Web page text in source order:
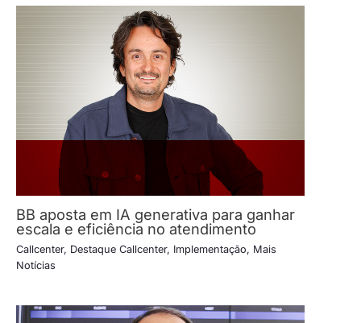
BB aposta em IA generativa para ganhar
escala e eficiência no atendimento
Callcenter, Destaque Callcenter, Implementação, Mais
Notícias